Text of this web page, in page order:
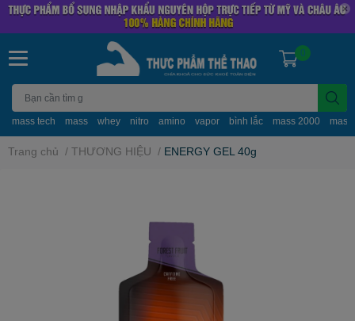
mass tech mass whey nitro amino vapor bình lắc mass 2000
0
Trang chủ / THƯƠNG HIỆU / ENERGY GEL 40g